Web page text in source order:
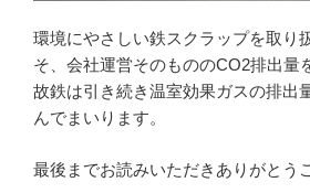
環境にやさしい鉄スクラップを取り
そ、会社運営そのもののCO2排出量
故鉄は引き続き温室効果ガスの排出
んでまいります。
最後までお読みいただきありがとう